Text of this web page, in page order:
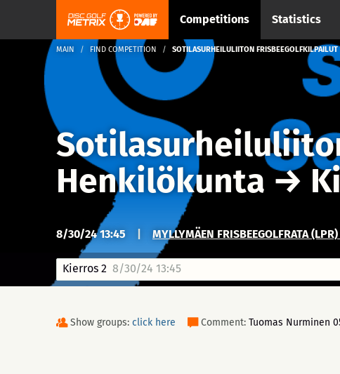
Competitions Statistics
MAIN FIND COMPETITION SOTILASURHEILULIITON
Henkilökunta→
8/30/24 13:45 MYLLYMÄEN FRISBEEGOLFRATA
Kierros 2 8/30/24 13:45
Show groups: click here Comment: Tuomas Nurminen